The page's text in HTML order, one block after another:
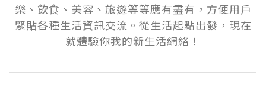
樂、飲食、美容、旅遊等等應有盡有，方便用戶
緊貼各種生活資訊交流。從生活起點出發，現在
就體驗你我的新生活網絡！